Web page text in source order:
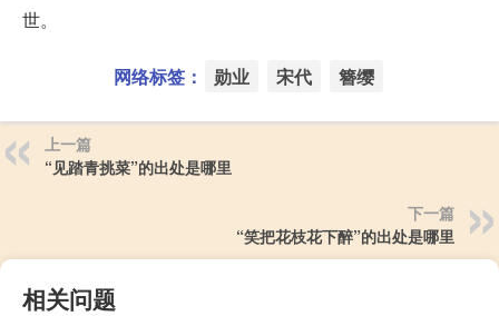
世。
网络标签： 勋业 宋代 簪缨
上一篇
“见踏青挑菜”的出处是哪里
下一篇
“笑把花枝花下醉”的出处是哪里
相关问题